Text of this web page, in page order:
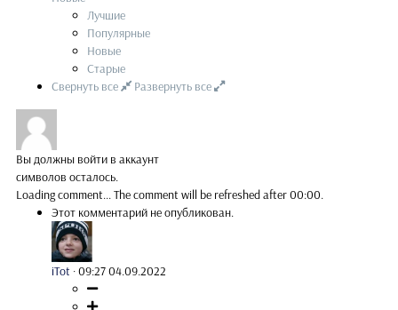
Лучшие
Популярные
Новые
Старые
Свернуть все
Развернуть все
Вы должны войти в аккаунт
символов осталось.
Loading comment...The comment will be refreshed after00:00.
Этот комментарий не опубликован.
iTot ·09:27 04.09.2022